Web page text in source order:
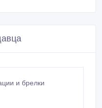
и брелки